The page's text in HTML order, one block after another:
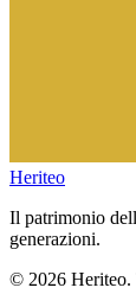
Heriteo
Il patrimonio
generazioni.
© 2026 Heriteo.